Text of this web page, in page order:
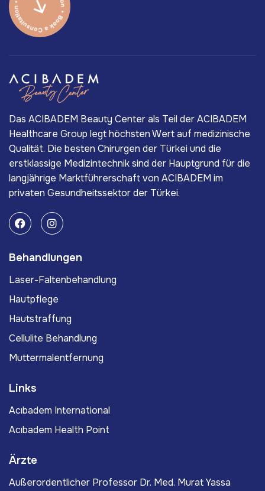
Das ACIBADEM Beauty Center als Teil der ACIBADEM
Healthcare Group legt höchsten Wert auf medizinische
Qualität. Die besten Chirurgen der Türkei und die
erstklassige Medizintechnik sind der Hauptgrund für die
langjährige Marktführerschaft von ACIBADEM im
privaten Gesundheitssektor der Türkei.
Behandlungen
Laser-Faltenbehandlung
Hautpflege
Hautstraffung
Cellulite Behandlung
Muttermalentfernung
Links
Acıbadem International
Acıbadem Health Point
Ärzte
Außerordentlicher Professor Dr. Med. Murat Yassa